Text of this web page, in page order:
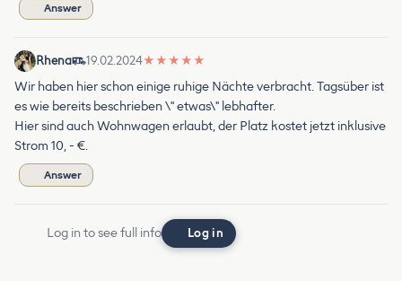
Answer
Rhena 19.02.2024★ ★ ★ ★ ★
Wir haben hier schon einige ruhige Nächte verbracht. Tagsüber ist
es wie bereits beschrieben \" etwas\" lebhafter.
Hier sind auch Wohnwagen erlaubt, der Platz kostet jetzt inklusive
Strom 10, - €.
Answer
Log in to see full info Log in